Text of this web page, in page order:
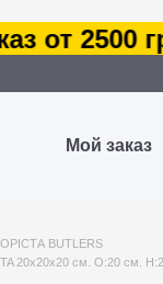
от 2500
Мой заказ
BUTLERS
20х20х20 см. O:20 см.